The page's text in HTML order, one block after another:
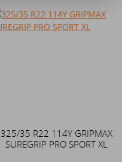
325/35 R22 114Y GRIPMAX
SUREGRIP PRO SPORT XL